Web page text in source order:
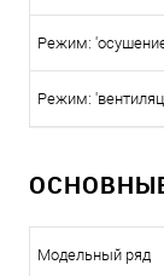
Режим:
Режим:
Модельный ряд